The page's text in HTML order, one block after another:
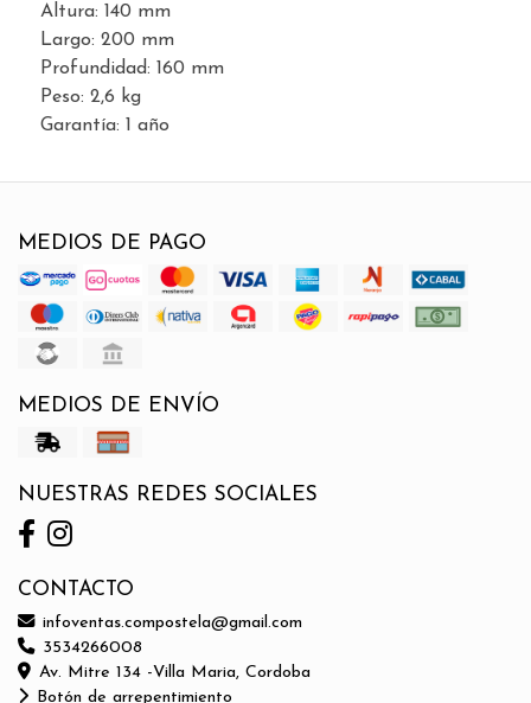
Altura: 140 mm
Largo: 200 mm
Profundidad: 160 mm
Peso: 2,6 kg
Garantía: 1 año
MEDIOS DE PAGO
MEDIOS DE ENVÍO
NUESTRAS REDES SOCIALES
CONTACTO
infoventas.compostela@gmail.com
3534266008
Av. Mitre 134 -Villa Maria, Cordoba
Botón de arrepentimiento